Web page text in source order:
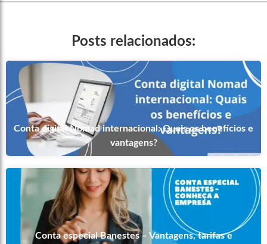
Posts relacionados:
Conta digital Nomad internacional: Quais os benefícios e
vantagens?
Conta especial Banestes – Vantagens, tarifas e